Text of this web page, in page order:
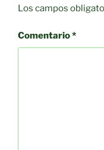
Los campos
Comentario*